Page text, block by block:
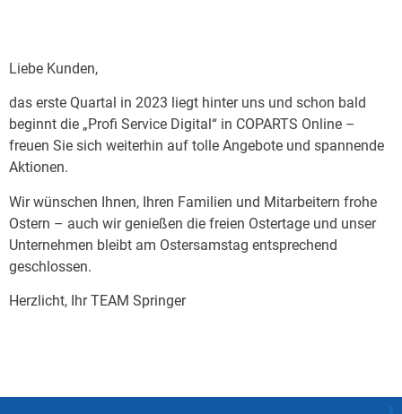
Liebe Kunden,
das erste Quartal in 2023 liegt hinter uns und schon bald
beginnt die „Profi Service Digital“ in COPARTS Online –
freuen Sie sich weiterhin auf tolle Angebote und spannende
Aktionen.
Wir wünschen Ihnen, Ihren Familien und Mitarbeitern frohe
Ostern – auch wir genießen die freien Ostertage und unser
Unternehmen bleibt am Ostersamstag entsprechend
geschlossen.
Herzlicht, Ihr TEAM Springer